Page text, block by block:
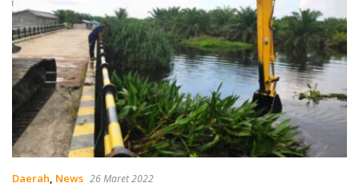
Daerah, News 26 Maret 2022